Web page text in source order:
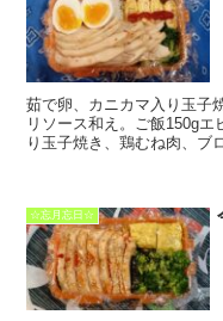
茹で卵、カニカマ入り玉子
リソース和え。ご飯150g
り玉子焼き、鶏むね肉、ブ
☆忘月忘日☆